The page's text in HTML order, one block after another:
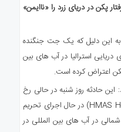
پکن در دریای زرد را «ناایمن»
به این دلیل که یک جت جنگنده
استرالیا در آب های بین
اعتراض کرده است.
این حادثه روز شنبه در حالی رخ
داد که ناوشکن هواپیمابر استرالیا (HMAS Hobart) در حال اجرای تحریم
در آب های بین المللی در